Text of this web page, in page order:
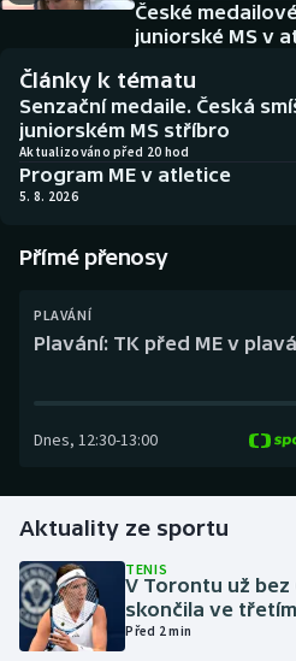
Americký fotbal
Baseball a softbal
Basketbal
Biatlon
Boby a skeleton
Box
Dostihy
Florbal
Golf
NEPŘEHLÉDNĚTE
Soutěže
Historické návraty
Aplikace ČT sport
AZ kvíz
České
juniorské MS v
Články k tématu
Senzační medaile. Česká
juniorském MS stříbro
Aktualizováno před 20 hod
Program ME v atletice
5. 8. 2026
Přímé přenosy
PLAVÁNÍ
Plavání: TK před ME v
Dnes, 12:30-13:00
Aktuality ze sportu
TENIS
V Torontu už
skončila ve
Před 2 min